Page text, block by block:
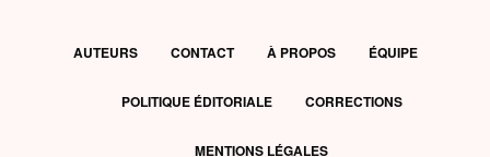
AUTEURS CONTACT À PROPOS ÉQUIPE
POLITIQUE ÉDITORIALE CORRECTIONS
MENTIONS LÉGALES